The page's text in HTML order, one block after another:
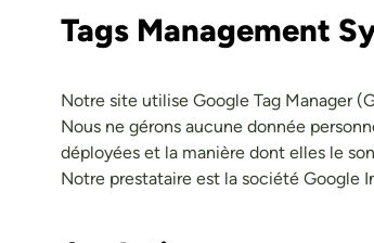
Tags Management
Notre site utilise Google Tag Manager
Nous ne gérons aucune donnée
déployées et la manière dont elles le
Notre prestataire est la société Google